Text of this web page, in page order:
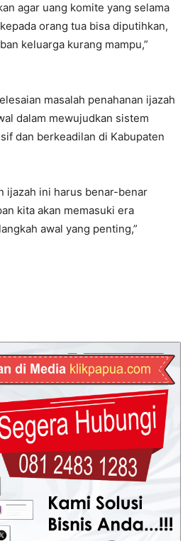
agar uang komite yang selama
orang tua bisa diputihkan,
keluarga kurang mampu,”
masalah penahanan ijazah
dalam mewujudkan sistem
dan berkeadilan di Kabupaten
ijazah ini harus benar-benar
kita akan memasuki era
awal yang penting,”